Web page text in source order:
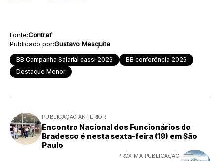
Fonte:Contraf
Publicado por:Gustavo Mesquita
BB Campanha Salarial cassi 2026
BB conferência 2026
Destaque Menor
PUBLICAÇÃO ANTERIOR
Encontro Nacional dos Funcionários do
Bradesco é nesta sexta-feira (19) em São
Paulo
PRÓXIMA PUBLICAÇÃO